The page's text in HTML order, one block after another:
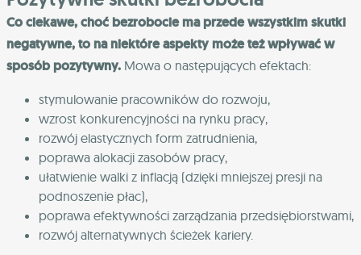
Co ciekawe, choć bezrobocie ma przede wszystkim skutki
negatywne, to na niektóre aspekty może też wpływać w
sposób pozytywny. Mowa o następujących efektach:
stymulowanie pracowników do rozwoju,
wzrost konkurencyjności na rynku pracy,
rozwój elastycznych form zatrudnienia,
poprawa alokacji zasobów pracy,
ułatwienie walki z inflacją (dzięki mniejszej presji na
podnoszenie płac),
poprawa efektywności zarządzania przedsiębiorstwami,
rozwój alternatywnych ścieżek kariery.